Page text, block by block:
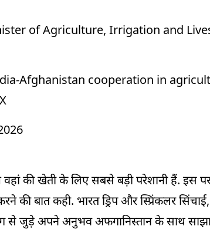
of Agriculture, Irrigation and
Afghanistan cooperation in
की खेती के लिए सबसे बड़ी परेशानी हैं. इस पर
बात कही. भारत ड्रिप और स्प्रिंकलर सिंचाई,
जुड़े अपने अनुभव अफगानिस्तान के साथ साझा